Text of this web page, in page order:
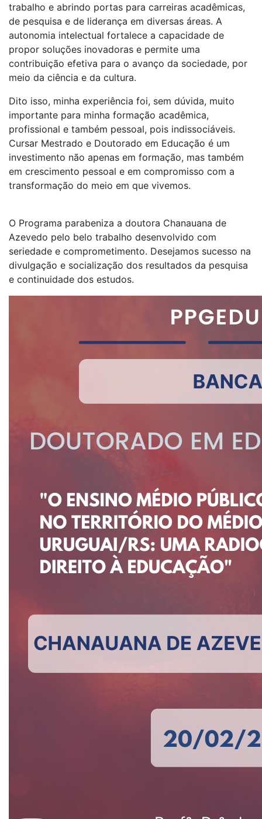
trabalho e abrindo portas para carreiras acadêmicas,
de pesquisa e de liderança em diversas áreas. A
autonomia intelectual fortalece a capacidade de
propor soluções inovadoras e permite uma
contribuição efetiva para o avanço da sociedade, por
meio da ciência e da cultura.
Dito isso, minha experiência foi, sem dúvida, muito
importante para minha formação acadêmica,
profissional e também pessoal, pois indissociáveis.
Cursar Mestrado e Doutorado em Educação é um
investimento não apenas em formação, mas também
em crescimento pessoal e em compromisso com a
transformação do meio em que vivemos.
O Programa parabeniza a doutora Chanauana de
Azevedo pelo belo trabalho desenvolvido com
seriedade e comprometimento. Desejamos sucesso na
divulgação e socialização dos resultados da pesquisa
e continuidade dos estudos.